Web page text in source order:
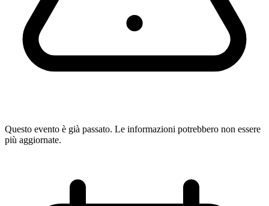
Questo evento è già passato. Le informazioni potrebbero non essere
più aggiornate.